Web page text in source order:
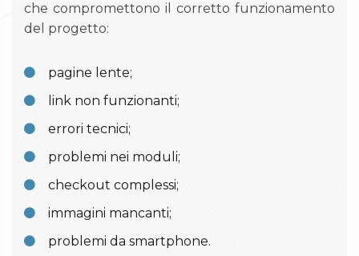
che compromettono il corretto funzionamento
del progetto:
pagine lente;
link non funzionanti;
errori tecnici;
problemi nei moduli;
checkout complessi;
immagini mancanti;
problemi da smartphone.